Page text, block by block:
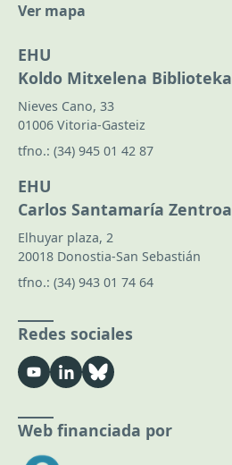
Ver mapa
EHU
Koldo Mitxelena Biblioteka
Nieves Cano, 33
01006 Vitoria-Gasteiz
tfno.: (34) 945 01 42 87
EHU
Carlos Santamaría Zentroa
Elhuyar plaza, 2
20018 Donostia-San Sebastián
tfno.: (34) 943 01 74 64
Redes sociales
Web financiada por